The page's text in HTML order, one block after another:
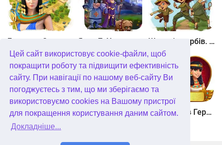
Цей сайт використовує cookie-файли, щоб
покращити роботу та підвищити ефективність
сайту. При навігації по нашому веб-сайту Ви
погоджуєтесь з тим, що ми зберігаємо та
використовуємо cookies на Вашому пристрої
для покращення користування даним сайтом.
Докладніше...
роблять гру ще динамічнішою і веселішою, а кумедні діалоги
головних героїв і чудова графіка змусять повірити, що все
відбувається насправді!
Шукачі скарбів. Камінь душі
Шукачі скарбів. Сніжна королева. колекційне видання Алісія Квотермейн 3. Таємниця палаючого золота. колекційне видання 12 подвигів Геракла. Як я зустрів Мегару. колекційне видання